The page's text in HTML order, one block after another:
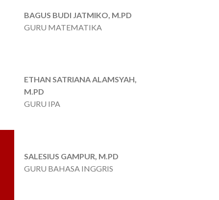
BAGUS BUDI JATMIKO, M.PD
GURU MATEMATIKA
ETHAN SATRIANA ALAMSYAH,
M.PD
GURU IPA
SALESIUS GAMPUR, M.PD
GURU BAHASA INGGRIS